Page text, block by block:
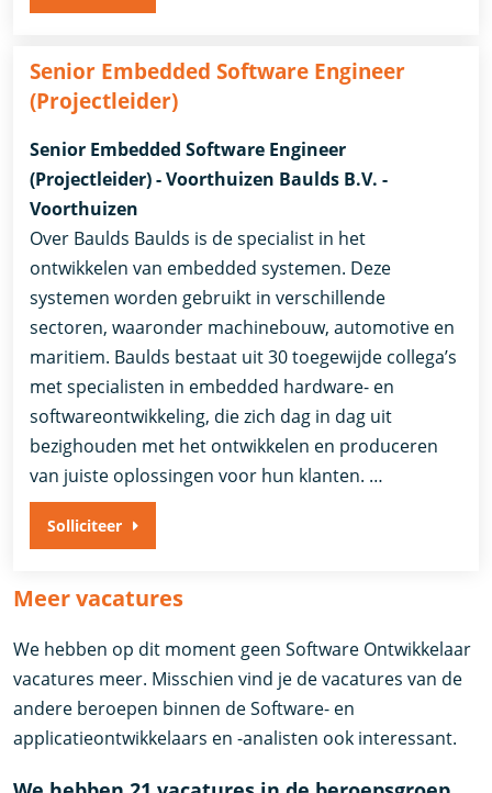
Senior Embedded Software Engineer
(Projectleider)
Senior Embedded Software Engineer
(Projectleider) - Voorthuizen Baulds B.V. -
Voorthuizen
Over Baulds Baulds is de specialist in het
ontwikkelen van embedded systemen. Deze
systemen worden gebruikt in verschillende
sectoren, waaronder machinebouw, automotive en
maritiem. Baulds bestaat uit 30 toegewijde collega’s
met specialisten in embedded hardware- en
softwareontwikkeling, die zich dag in dag uit
bezighouden met het ontwikkelen en produceren
van juiste oplossingen voor hun klanten. …
Solliciteer
Meer vacatures
We hebben op dit moment geen Software Ontwikkelaar
vacatures meer. Misschien vind je de vacatures van de
andere beroepen binnen de Software- en
applicatieontwikkelaars en -analisten ook interessant.